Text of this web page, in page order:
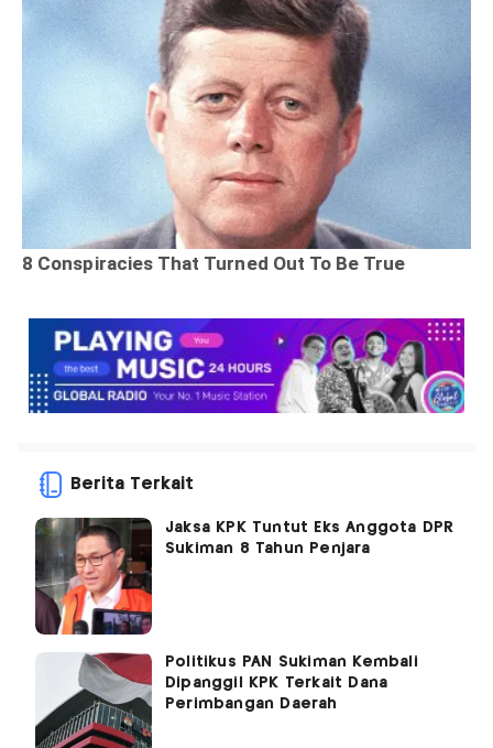
Berita Terkait
Jaksa KPK Tuntut Eks Anggota DPR
Sukiman 8 Tahun Penjara
Politikus PAN Sukiman Kembali
Dipanggil KPK Terkait Dana
Perimbangan Daerah